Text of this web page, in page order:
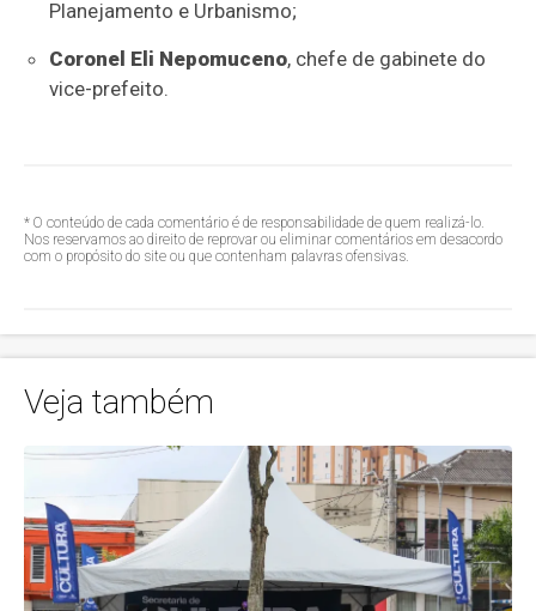
Planejamento e Urbanismo;
Coronel Eli Nepomuceno, chefe de gabinete do
vice-prefeito.
* O conteúdo de cada comentário é de responsabilidade de quem realizá-lo.
Nos reservamos ao direito de reprovar ou eliminar comentários em desacordo
com o propósito do site ou que contenham palavras ofensivas.
Veja também